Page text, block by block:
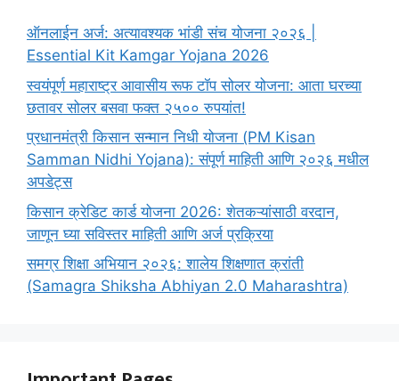
ऑनलाईन अर्ज: अत्यावश्यक भांडी संच योजना २०२६ |
Essential Kit Kamgar Yojana 2026
स्वयंपूर्ण महाराष्ट्र आवासीय रूफ टॉप सोलर योजना: आता घरच्या
छतावर सोलर बसवा फक्त २५०० रुपयांत!
प्रधानमंत्री किसान सन्मान निधी योजना (PM Kisan
Samman Nidhi Yojana): संपूर्ण माहिती आणि २०२६ मधील
अपडेट्स
किसान क्रेडिट कार्ड योजना 2026: शेतकऱ्यांसाठी वरदान,
जाणून घ्या सविस्तर माहिती आणि अर्ज प्रक्रिया
समग्र शिक्षा अभियान २०२६: शालेय शिक्षणात क्रांती
(Samagra Shiksha Abhiyan 2.0 Maharashtra)